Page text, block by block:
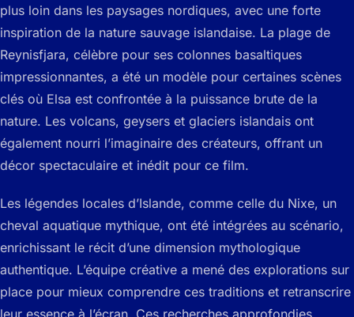
plus loin dans les paysages nordiques, avec une forte
inspiration de la nature sauvage islandaise. La plage de
Reynisfjara, célèbre pour ses colonnes basaltiques
impressionnantes, a été un modèle pour certaines scènes
clés où Elsa est confrontée à la puissance brute de la
nature. Les volcans, geysers et glaciers islandais ont
également nourri l’imaginaire des créateurs, offrant un
décor spectaculaire et inédit pour ce film.
Les légendes locales d’Islande, comme celle du Nixe, un
cheval aquatique mythique, ont été intégrées au scénario,
enrichissant le récit d’une dimension mythologique
authentique. L’équipe créative a mené des explorations sur
place pour mieux comprendre ces traditions et retranscrire
leur essence à l’écran. Ces recherches approfondies